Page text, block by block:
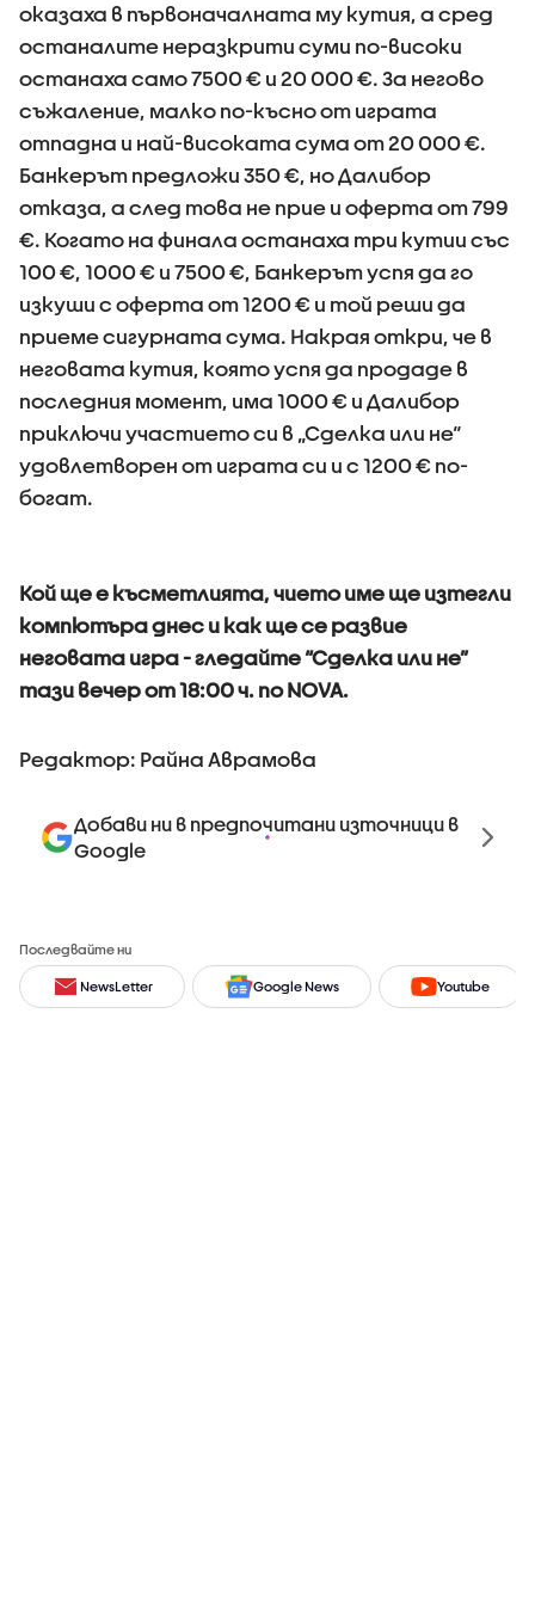
оказаха в първоначалната му кутия, а сред
останалите неразкрити суми по-високи
останаха само 7500 € и 20 000 €. За негово
съжаление, малко по-късно от играта
отпадна и най-високата сума от 20 000 €.
Банкерът предложи 350 €, но Далибор
отказа, а след това не прие и оферта от 799
€. Когато на финала останаха три кутии със
100 €, 1000 € и 7500 €, Банкерът успя да го
изкуши с оферта от 1200 € и той реши да
приеме сигурната сума. Накрая откри, че в
неговата кутия, която успя да продаде в
последния момент, има 1000 € и Далибор
приключи участието си в „Сделка или не“
удовлетворен от играта си и с 1200 € по-
богат.
Кой ще е късметлията, чието име ще изтегли
компютъра днес и как ще се развие
неговата игра - гледайте “Сделка или не”
тази вечер от 18:00 ч. по NOVA.
Редактор: Райна Аврамова
Добави ни в предпочитани източници в
Google
Последвайте ни
NewsLetter Google News Youtube